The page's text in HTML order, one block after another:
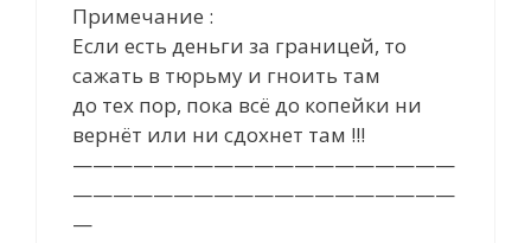
Примечание :
Если есть деньги за границей, то
сажать в тюрьму и гноить там
до тех пор, пока всё до копейки ни
вернёт или ни сдохнет там !!!
———————————————————
———————————————————
—